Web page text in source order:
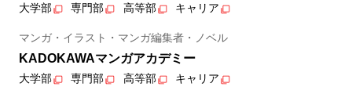
大学部 専門部 高等部 キャリア
マンガ・イラスト・マンガ編集者・ノベル
KADOKAWAマンガアカデミー
大学部 専門部 高等部 キャリア